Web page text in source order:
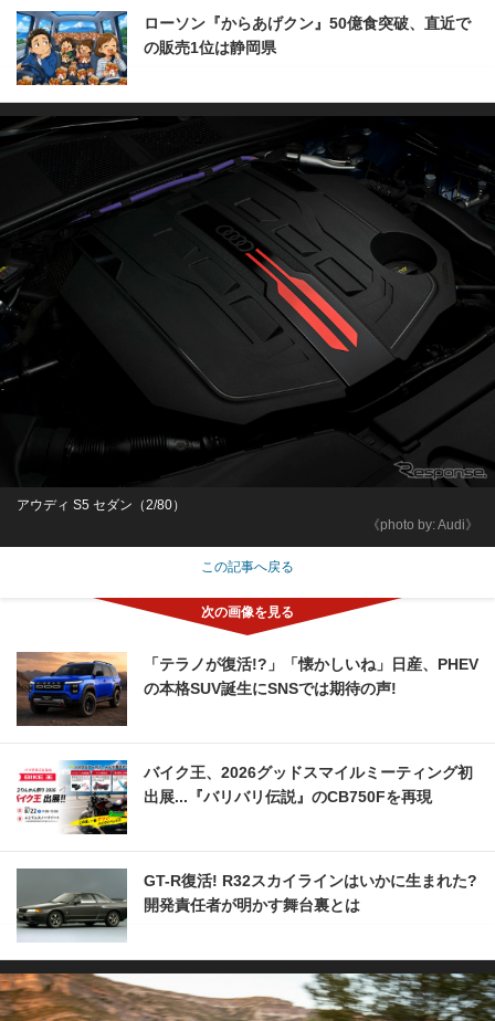
ローソン『からあげクン』50億食突破、直近で
の販売1位は静岡県
《photo by: Audi》
アウディ S5 セダン（2/80）
この記事へ戻る
「テラノが復活!?」「懐かしいね」日産、PHEV
の本格SUV誕生にSNSでは期待の声!
バイク王、2026グッドスマイルミーティング初
出展...『バリバリ伝説』のCB750Fを再現
GT-R復活! R32スカイラインはいかに生まれた?
開発責任者が明かす舞台裏とは